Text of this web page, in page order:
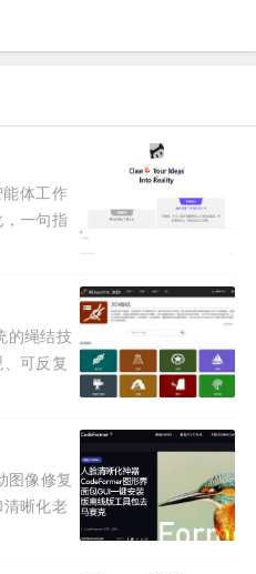
体工作
一句指
深度分
的绳结技
可反复
复杂绳
图像修复
晰化老